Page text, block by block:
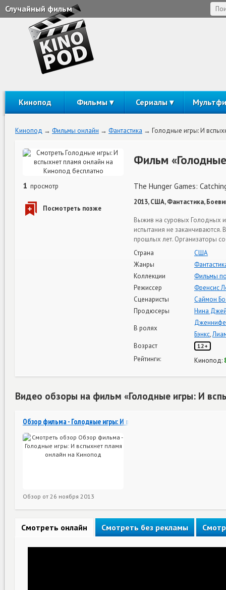
Случайный фильм
Кинопод Фильмы Сериалы
Кинопод Фильмы онлайн Фантастика Голодные игры: И
1 просмотр
Фильм
The Hunger Games:
2013, США, Фантастика,
Выжив на суровых Голодных
испытания не
прошлых лет. Организаторы
Страна
США
Жанры
Коллекции
Фильмы
Режиссер
Френсис
Сценаристы
Саймон
Продюсеры
Нина
В ролях
Бэнкс,
Возраст
12+
Рейтинги: Кинопод:
Видео обзоры на фильм «Голодные игры: И
Обзор фильма - Голодные игры: И вспыхнет пламя
Обзор от 26 ноября 2013
Смотреть онлайн Смотреть без рекламы